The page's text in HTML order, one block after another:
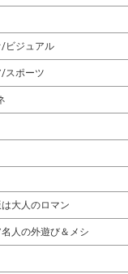
/ビジュアル
スポーツ
大人のロマン
人の外遊び＆メシ